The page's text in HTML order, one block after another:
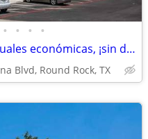
• • • •
Ahorre más con tarifas mensuales económicas, ¡sin depósito!
Blvd, Round Rock, TX